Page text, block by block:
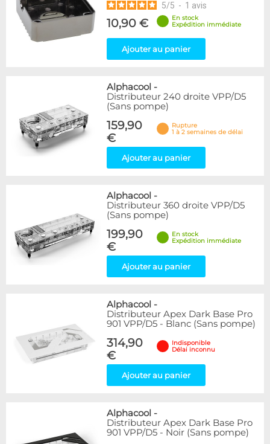
5/5 - 1 avis
10,90 €
En stock
Expédition immédiate
Ajouter au panier
Alphacool -
Distributeur 240 droite VPP/D5
(Sans pompe)
159,90
€
Rupture
1 à 2 semaines de délai
Ajouter au panier
Alphacool -
Distributeur 360 droite VPP/D5
(Sans pompe)
199,90
€
En stock
Expédition immédiate
Ajouter au panier
Alphacool -
Distributeur Apex Dark Base Pro
901 VPP/D5 - Blanc (Sans pompe)
314,90
€
Indisponible
Délai inconnu
Ajouter au panier
Alphacool -
Distributeur Apex Dark Base Pro
901 VPP/D5 - Noir (Sans pompe)